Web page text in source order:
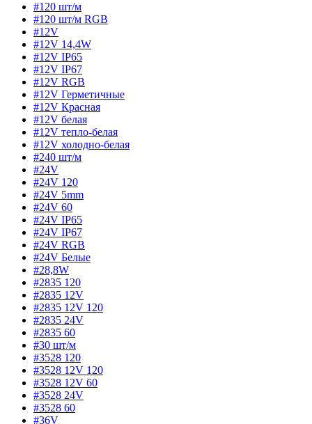
#120 шт/м
#120 шт/м RGB
#12V
#12V 14,4W
#12V IP65
#12V IP67
#12V RGB
#12V Герметичные
#12V Красная
#12V белая
#12V тепло-белая
#12V холодно-белая
#240 шт/м
#24V
#24V 120
#24V 5mm
#24V 60
#24V IP65
#24V IP67
#24V RGB
#24V Белые
#28,8W
#2835 120
#2835 12V
#2835 12V 120
#2835 24V
#2835 60
#30 шт/м
#3528 120
#3528 12V 120
#3528 12V 60
#3528 24V
#3528 60
#36V